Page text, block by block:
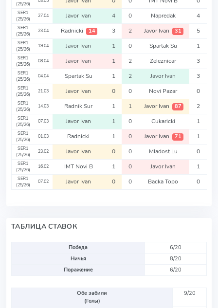
(25/26)
SER1
(25/26)
27.04 Javor Ivan 4 0 Napredak 4
SER1
(25/26)
23.04 Radnicki 14 3 2 Javor Ivan 31 5
SER1
(25/26)
19.04 Javor Ivan 1 0 Spartak Su 1
SER1
(25/26)
08.04 Javor Ivan 1 2 Zeleznicar 3
SER1
(25/26)
04.04 Spartak Su 1 2 Javor Ivan 3
SER1
(25/26)
21.03 Javor Ivan 0 0 Novi Pazar 0
SER1
(25/26)
14.03 Radnik Sur 1 1 Javor Ivan 87 2
SER1
(25/26)
07.03 Javor Ivan 1 0 Cukaricki 1
SER1
(25/26)
01.03 Radnicki 1 0 Javor Ivan 71 1
SER1
(25/26)
23.02 Javor Ivan 0 0 Mladost Lu 0
SER1
(25/26)
16.02 IMT Novi B 1 0 Javor Ivan 1
SER1
(25/26)
07.02 Javor Ivan 0 0 Backa Topo 0
ТАБЛИЦА СТАВОК
Победа
6/20
Ничья
8/20
Поражение
6/20
Обе забили
(Голы)
9/20